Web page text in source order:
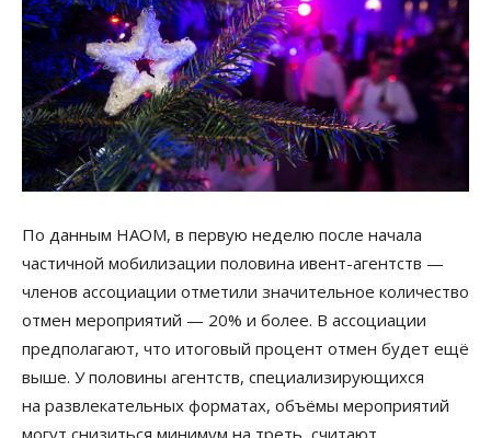
По данным НАОМ, в первую неделю после начала
частичной мобилизации половина ивент-агентств —
членов ассоциации отметили значительное количество
отмен мероприятий — 20% и более. В ассоциации
предполагают, что итоговый процент отмен будет ещё
выше. У половины агентств, специализирующихся
на развлекательных форматах, объёмы мероприятий
могут снизиться минимум на треть, считают